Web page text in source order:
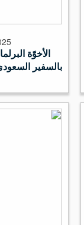
الأخوّة
بالسفير